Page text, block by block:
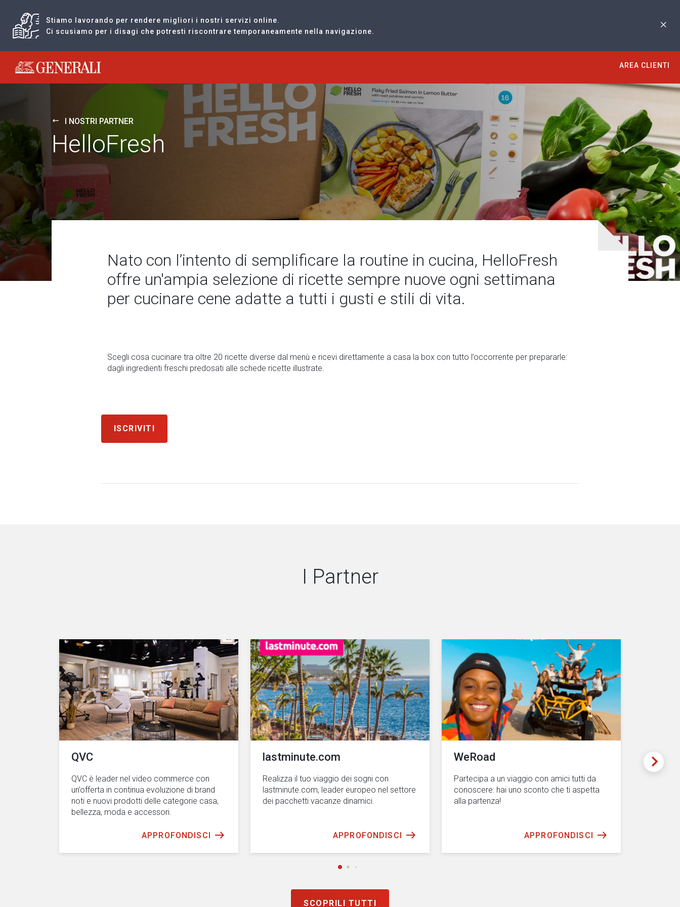
Stiamo lavorando per rendere migliori i nostri servizi online.
Ci scusiamo per i disagi che potresti riscontrare temporaneamente nella navigazione.
Generali logo
AREA CLIENTI
I NOSTRI PARTNER
HelloFresh
Nato con l’intento di semplificare la routine in cucina, HelloFresh
offre un'ampia selezione di ricette sempre nuove ogni settimana
per cucinare cene adatte a tutti i gusti e stili di vita.
Scegli cosa cucinare tra oltre 20 ricette diverse dal menù e ricevi direttamente a casa la box con tutto l’occorrente per prepararle:
dagli ingredienti freschi predosati alle schede ricette illustrate.
ISCRIVITI
I Partner
QVC
QVC è leader nel video commerce con
un’offerta in continua evoluzione di brand
noti e nuovi prodotti delle categorie casa,
bellezza, moda e accessori.
APPROFONDISCI
lastminute.com
Realizza il tuo viaggio dei sogni con
lastminute.com, leader europeo nel settore
dei pacchetti vacanze dinamici.
APPROFONDISCI
WeRoad
Partecipa a un viaggio con amici tutti da
conoscere: hai uno sconto che ti aspetta
alla partenza!
APPROFONDISCI
E-VAI
SCOPRILI TUTTI